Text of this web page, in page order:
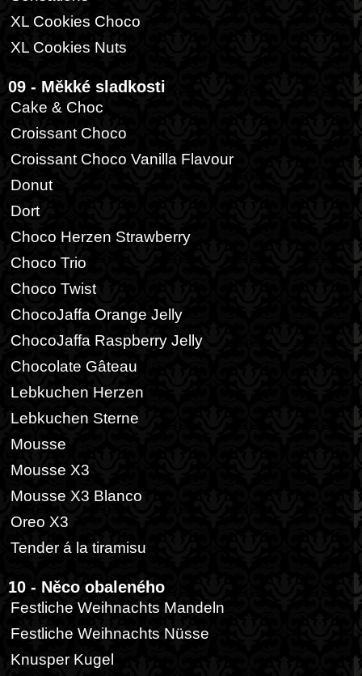
XL Cookies Choco
XL Cookies Nuts
09 - Měkké sladkosti
Cake & Choc
Croissant Choco
Croissant Choco Vanilla Flavour
Donut
Dort
Choco Herzen Strawberry
Choco Trio
Choco Twist
ChocoJaffa Orange Jelly
ChocoJaffa Raspberry Jelly
Chocolate Gâteau
Lebkuchen Herzen
Lebkuchen Sterne
Mousse
Mousse X3
Mousse X3 Blanco
Oreo X3
Tender á la tiramisu
10 - Něco obaleného
Festliche Weihnachts Mandeln
Festliche Weihnachts Nüsse
Knusper Kugel